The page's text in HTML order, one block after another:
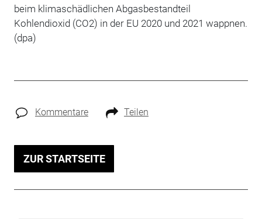
beim klimaschädlichen Abgasbestandteil
Kohlendioxid (CO2) in der EU 2020 und 2021 wappnen.
(dpa)
Kommentare Teilen
ZUR STARTSEITE